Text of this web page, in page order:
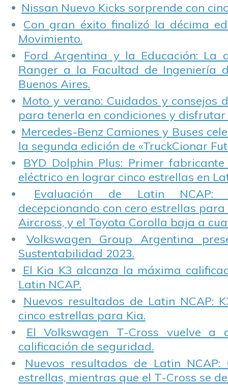
Nissan Nuevo Kicks sorprende con
Con gran éxito finalizó la décima
Movimiento.
Ford Argentina y la Educación: La
Ranger a la Facultad de Ingeniería
Buenos Aires.
Moto y verano: Cuidados y consejos
para tenerla en condiciones y disfrutar
Mercedes-Benz Camiones y Buses
la segunda edición de «TruckCionar
BYD Dolphin Plus: Primer
eléctrico en lograr cinco estrellas en
Evaluación de Latin NCAP:
decepcionando con cero estrellas para
Aircross, y el Toyota Corolla baja a
Volkswagen Group Argentina
Sustentabilidad 2023.
El Kia K3 alcanza la máxima
Latin NCAP.
Nuevos resultados de Latin NCAP:
cinco estrellas para Kia.
El Volkswagen T-Cross vuelve a
calificación de seguridad.
Nuevos resultados de Latin NCAP:
estrellas, mientras que el T-Cross se